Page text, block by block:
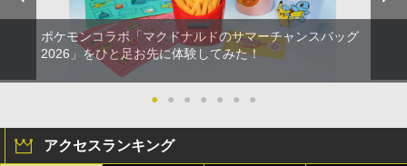
ポケモンコラボ「マクドナルドのサマーチャンスバッグ
2026」をひと足お先に体験してみた！
● ● ● ● ● ● ●
アクセスランキング